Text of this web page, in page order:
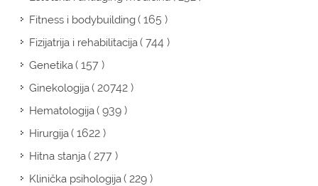
Fitness i bodybuilding( 165 )
Fizijatrija i rehabilitacija( 744 )
Genetika( 157 )
Ginekologija( 20742 )
Hematologija( 939 )
Hirurgija( 1622 )
Hitna stanja( 277 )
Klinička psihologija( 229 )